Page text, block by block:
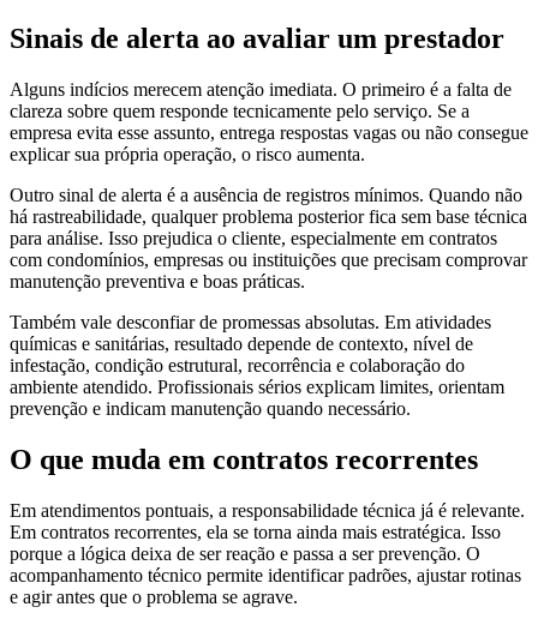
Sinais de alerta ao avaliar um prestador
Alguns indícios merecem atenção imediata. O primeiro é a falta de
clareza sobre quem responde tecnicamente pelo serviço. Se a
empresa evita esse assunto, entrega respostas vagas ou não consegue
explicar sua própria operação, o risco aumenta.
Outro sinal de alerta é a ausência de registros mínimos. Quando não
há rastreabilidade, qualquer problema posterior fica sem base técnica
para análise. Isso prejudica o cliente, especialmente em contratos
com condomínios, empresas ou instituições que precisam comprovar
manutenção preventiva e boas práticas.
Também vale desconfiar de promessas absolutas. Em atividades
químicas e sanitárias, resultado depende de contexto, nível de
infestação, condição estrutural, recorrência e colaboração do
ambiente atendido. Profissionais sérios explicam limites, orientam
prevenção e indicam manutenção quando necessário.
O que muda em contratos recorrentes
Em atendimentos pontuais, a responsabilidade técnica já é relevante.
Em contratos recorrentes, ela se torna ainda mais estratégica. Isso
porque a lógica deixa de ser reação e passa a ser prevenção. O
acompanhamento técnico permite identificar padrões, ajustar rotinas
e agir antes que o problema se agrave.